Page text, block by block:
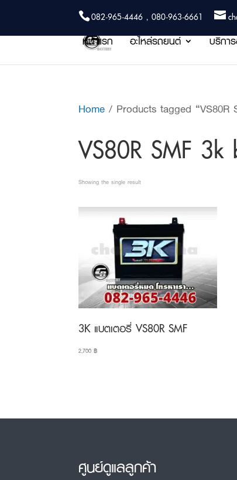
082-965-4446 , 080-963-6661
หน้าแรก อะไหล่รถยนต์ บริกา
Home / Products tagged “VS80R
VS80R SMF 3k
Showing the single result
3K แบตเตอรี่ VS80R SMF
2,700฿
ศูนย์ดูแลลูกค้า